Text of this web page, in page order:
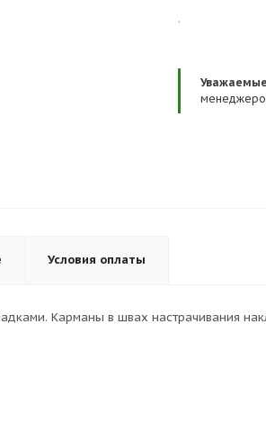
.
Условия оплаты
Карманы в швах настрачивания